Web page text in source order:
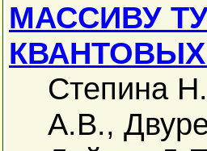
МАССИВУ
КВАНТОВЫХ
Степина
А.В.,